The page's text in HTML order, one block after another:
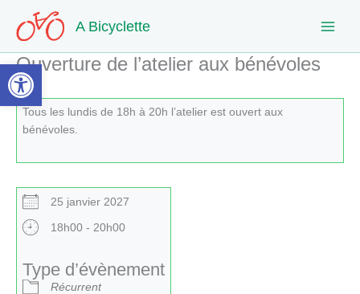
Ouvrir la barre d’outils
contenu
A Bicyclette
Ouverture de l’atelier aux bénévoles
Tous les lundis de 18h à 20h l’atelier est ouvert aux
bénévoles.
25 janvier 2027
18h00 - 20h00
Type d’évènement
Récurrent